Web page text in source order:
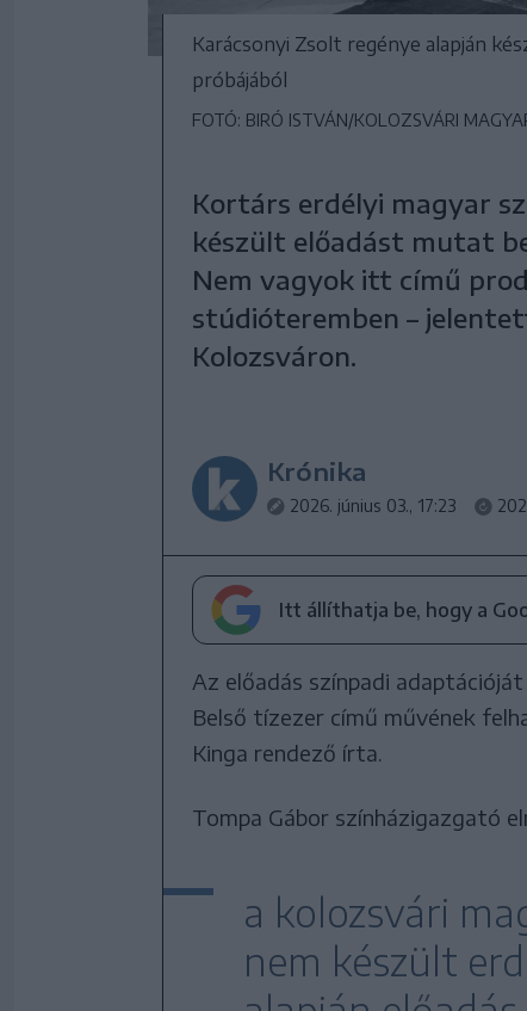
Karácsonyi Zsolt regénye alapján
próbájából
FOTÓ: BIRÓ ISTVÁN/KOLOZSVÁRI
Kortárs erdélyi magyar
készült előadást mutat
Nem vagyok itt című
stúdióteremben –
Kolozsváron.
Krónika
2026. június 03., 17:23
Itt állíthatja be, hogy a
Az előadás színpadi
Belső tízezer című művének
Kinga rendező írta.
Tompa Gábor színházigazgató
a kolozsvári
nem készült